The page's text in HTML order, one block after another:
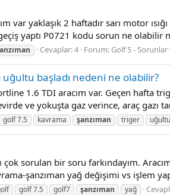
var yaklaşık 2 haftadır sarı motor
yaptı P0721 kodu sorun ne olabilir
Cevaplar: 4 Forum: Golf 5 -
başladı nedeni ne olabilir?
1.6 TDI aracım var. Geçen hafta
ve yokuşta gaz verince, araç gazı
golf 7.5 kavrama şanzıman triger uğultu
sorulan bir soru farkındayım.
şanzıman yağ değişimi vs işlem
golf 7.5 golf7 şanzıman yağ